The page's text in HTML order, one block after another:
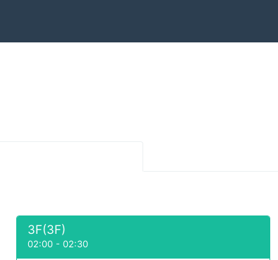
3F(3F)
02:00- 02:30